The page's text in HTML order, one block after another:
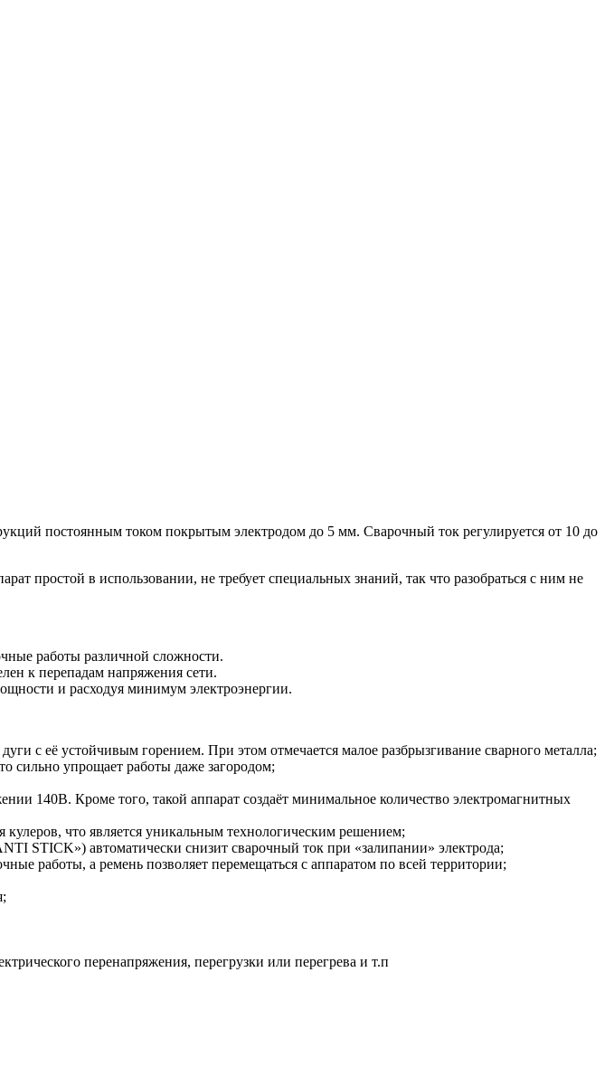
постоянным током покрытым электродом до 5 мм. Сварочный ток регулируется от 10 до
простой в использовании, не требует специальных знаний, так что разобраться с ним не
работы различной сложности.
к перепадам напряжения сети.
и расходуя минимум электроэнергии.
с её устойчивым горением. При этом отмечается малое разбрызгивание сварного металла;
сильно упрощает работы даже загородом;
140В. Кроме того, такой аппарат создаёт минимальное количество электромагнитных
что является уникальным технологическим решением;
STICK») автоматически снизит сварочный ток при «залипании» электрода;
работы, а ремень позволяет перемещаться с аппаратом по всей территории;
перенапряжения, перегрузки или перегрева и т.п